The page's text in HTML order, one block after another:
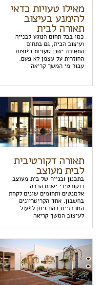
מאילו טעויות כדאי
להימנע בעיצוב
תאורה לבית
כמו בכל תחום הנוגע לבנייה
ועיצוב הבית, גם בתחום
התאורה ישנן טעויות נפוצות
החוזרות על עצמן לא פעם.
עבור מי המשך קריאה
תאורה דקורטיבית
לבית מעוצב
בתכנון ובנייה של בית מעוצב
ודקורטיבי ישנם הרבה
אלמנטים ותחומים שונים לקחת
בחשבון. אחד הקריטריונים
המרכזיים בהם ניתן לפעול
לעיצוב המשך קריאה